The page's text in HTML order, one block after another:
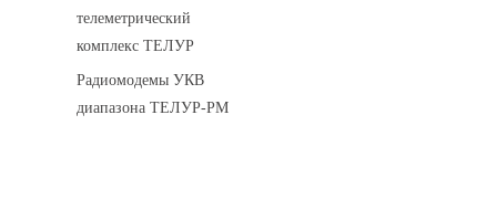
телеметрический
комплекс ТЕЛУР
Радиомодемы УКВ
диапазона ТЕЛУР-РМ